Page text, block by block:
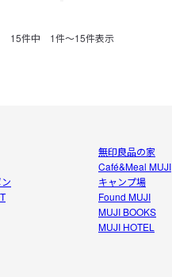
15件中 1件〜15件表示
無印良品の家
Café&Meal MUJI
キャンプ場
Found MUJI
MUJI BOOKS
MUJI HOTEL